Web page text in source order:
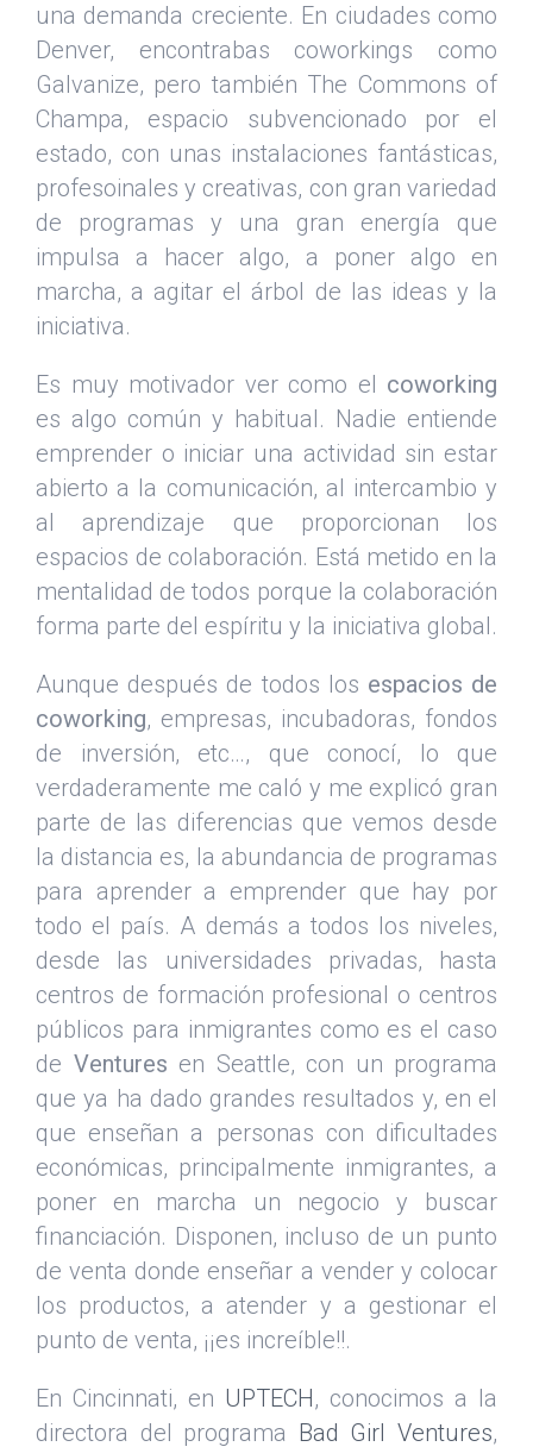
una demanda creciente. En ciudades como
Denver, encontrabas coworkings como
Galvanize, pero también The Commons of
Champa, espacio subvencionado por el
estado, con unas instalaciones fantásticas,
profesoinales y creativas, con gran variedad
de programas y una gran energía que
impulsa a hacer algo, a poner algo en
marcha, a agitar el árbol de las ideas y la
iniciativa.
Es muy motivador ver como el coworking
es algo común y habitual. Nadie entiende
emprender o iniciar una actividad sin estar
abierto a la comunicación, al intercambio y
al aprendizaje que proporcionan los
espacios de colaboración. Está metido en la
mentalidad de todos porque la colaboración
forma parte del espíritu y la iniciativa global.
Aunque después de todos los espacios de
coworking, empresas, incubadoras, fondos
de inversión, etc…, que conocí, lo que
verdaderamente me caló y me explicó gran
parte de las diferencias que vemos desde
la distancia es, la abundancia de programas
para aprender a emprender que hay por
todo el país. A demás a todos los niveles,
desde las universidades privadas, hasta
centros de formación profesional o centros
públicos para inmigrantes como es el caso
de Ventures en Seattle, con un programa
que ya ha dado grandes resultados y, en el
que enseñan a personas con dificultades
económicas, principalmente inmigrantes, a
poner en marcha un negocio y buscar
financiación. Disponen, incluso de un punto
de venta donde enseñar a vender y colocar
los productos, a atender y a gestionar el
punto de venta, ¡¡es increíble!!.
En Cincinnati, en UPTECH, conocimos a la
directora del programa
Bad Girl Ventures,